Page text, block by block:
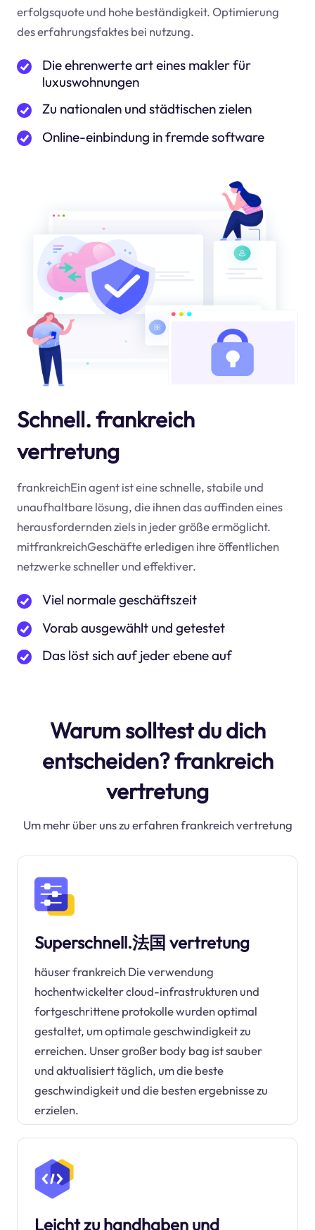
erfolgsquote und hohe beständigkeit. Optimierung
des erfahrungsfaktes bei nutzung.
Die ehrenwerte art eines makler für
luxuswohnungen
Zu nationalen und städtischen zielen
Online-einbindung in fremde software
Schnell. frankreich
vertretung
frankreichEin agent ist eine schnelle, stabile und
unaufhaltbare lösung, die ihnen das auffinden eines
herausfordernden ziels in jeder größe ermöglicht.
mitfrankreichGeschäfte erledigen ihre öffentlichen
netzwerke schneller und effektiver.
Viel normale geschäftszeit
Vorab ausgewählt und getestet
Das löst sich auf jeder ebene auf
Warum solltest du dich
entscheiden? frankreich
vertretung
Um mehr über uns zu erfahren frankreich vertretung
Superschnell.法国 vertretung
häuser frankreich Die verwendung
hochentwickelter cloud-infrastrukturen und
fortgeschrittene protokolle wurden optimal
gestaltet, um optimale geschwindigkeit zu
erreichen. Unser großer body bag ist sauber
und aktualisiert täglich, um die beste
geschwindigkeit und die besten ergebnisse zu
erzielen.
Leicht zu handhaben und